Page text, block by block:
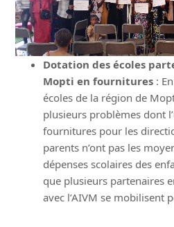
Dotation des écoles
Mopti en fournitures :
écoles de la région de
plusieurs problèmes dont
fournitures pour les
parents n’ont pas les
dépenses scolaires des
que plusieurs partenaires
avec l’AIVM se mobilisent